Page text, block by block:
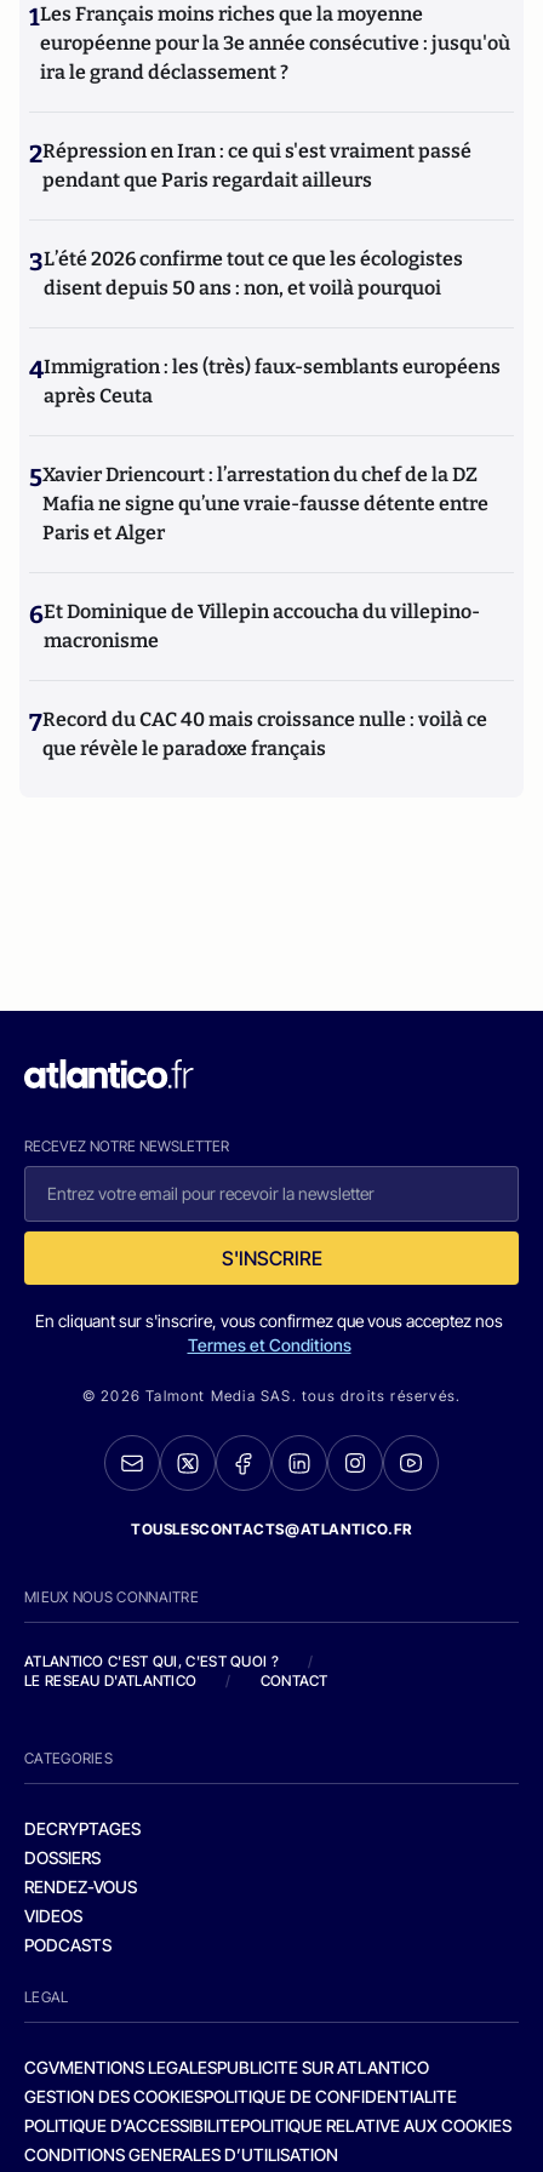
Historionomie, dont la version actuelle est disponible à
l’adresse internet historionomie.net, dans lequel il publie
régulièrement des analyses géopolitiques basées sur ou
dans la continuité de ses travaux, et fait la promotion de ses
1Les Français moins riches que la moyenne
européenne pour la 3e année consécutive : jusqu'où
ira le grand déclassement ?
2Répression en Iran : ce qui s'est vraiment passé
pendant que Paris regardait ailleurs
3L’été 2026 confirme tout ce que les écologistes
disent depuis 50 ans : non, et voilà pourquoi
4Immigration : les (très) faux-semblants européens
après Ceuta
5Xavier Driencourt : l’arrestation du chef de la DZ
Mafia ne signe qu’une vraie-fausse détente entre
Paris et Alger
6Et Dominique de Villepin accoucha du villepino-
macronisme
7Record du CAC 40 mais croissance nulle : voilà ce
que révèle le paradoxe français
RECEVEZ NOTRE NEWSLETTER
S'INSCRIRE
En cliquant sur s'inscrire, vous confirmez que vous acceptez nos
Termes et Conditions
© 2026 Talmont Media SAS. tous droits réservés.
TOUSLESCONTACTS@ATLANTICO.FR
MIEUX NOUS CONNAITRE
ATLANTICO C'EST QUI, C'EST QUOI ?
/
LE RESEAU D'ATLANTICO
/ CONTACT
CATEGORIES
DECRYPTAGES
DOSSIERS
RENDEZ-VOUS
VIDEOS
PODCASTS
LEGAL
CGVMENTIONS LEGALESPUBLICITE SUR ATLANTICO
GESTION DES COOKIESPOLITIQUE DE CONFIDENTIALITE
POLITIQUE D’ACCESSIBILITEPOLITIQUE RELATIVE AUX COOKIES
CONDITIONS GENERALES D’UTILISATION